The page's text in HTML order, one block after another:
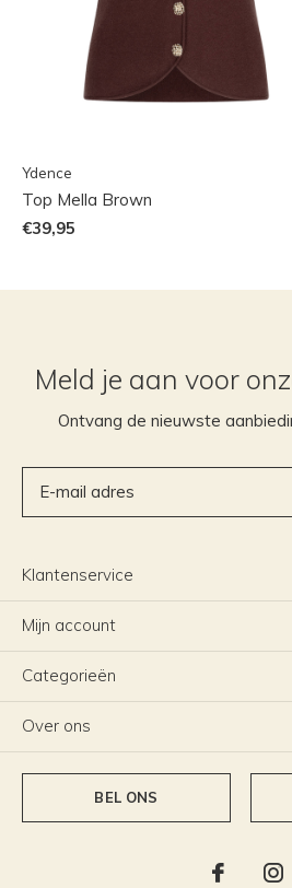
Ydence
Top Mella Brown
€39,95
Meld je aan voor
Ontvang de nieuwste
Klantenservice
Mijn account
Categorieën
Over ons
BEL ONS